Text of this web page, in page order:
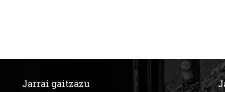
Jarrai gaitzazu